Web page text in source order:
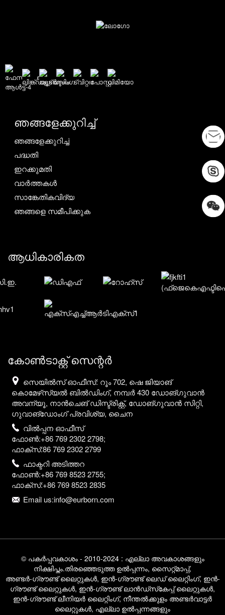
ഞങ്ങളേക്കുറിച്ച്
ഞങ്ങളേക്കുറിച്ച്
പദ്ധതി
ഇറക്കുമതി
വാർത്തകൾ
സാങ്കേതികവിദ്യ
ഞങ്ങളെ സമീപിക്കുക
ആധികാരികത
കോൺടാക്റ്റ് സെന്റർ
സെയിൽസ് ഓഫീസ്: റൂം 702, ഷെ ജിയാങ്
കൊമേഴ്‌സ്യൽ ബിൽഡിംഗ്, നമ്പർ 430 ഡോങ്‌ഗുവാൻ
അവന്യൂ, നാൻചെങ് ഡിസ്ട്രിക്റ്റ്, ഡോങ്‌ഗുവാൻ സിറ്റി,
ഗുവാങ്‌ഡോംഗ് പ്രവിശ്യ, ചൈന
വിൽപ്പന ഓഫീസ്
ഫോൺ:+86 769 2302 2798;
ഫാക്സ്:86 769 2302 2799
ഫാക്ടറി അടിത്തറ
ഫോൺ:+86 769 8523 2755;
ഫാക്സ്:+86 769 8523 2835
Email us:info@eurborn.com
© പകർപ്പവകാശം - 2010-2024 : എല്ലാ അവകാശങ്ങളും
നിക്ഷിപ്തം.തിരഞ്ഞെടുത്ത ഉൽപ്പന്നം, സൈറ്റ്മാപ്പ്,
അണ്ടർ-ഗ്രൗണ്ട് ലൈറ്റുകൾ, ഇൻ-ഗ്രൗണ്ട് ലെഡ് ലൈറ്റിംഗ്, ഇൻ-
ഗ്രൗണ്ട് ലൈറ്റുകൾ, ഇൻ-ഗ്രൗണ്ട് ലാൻഡ്‌സ്‌കേപ്പ് ലൈറ്റുകൾ,
ഇൻ-ഗ്രൗണ്ട് ലീനിയർ ലൈറ്റിംഗ്, നീന്തൽക്കുളം അണ്ടർവാട്ടർ
ലൈറ്റുകൾ, എല്ലാ ഉൽപ്പന്നങ്ങളും